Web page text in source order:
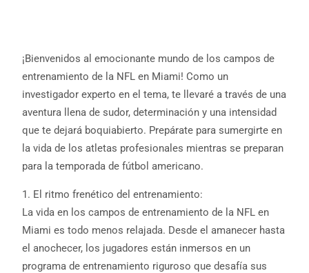
¡Bienvenidos al emocionante mundo de los campos de
entrenamiento de la NFL en Miami! Como un
investigador experto en el tema, te llevaré a través de una
aventura llena de sudor, determinación y una intensidad
que te dejará boquiabierto. Prepárate para sumergirte en
la vida de los atletas profesionales mientras se preparan
para la temporada de fútbol americano.
1. El ritmo frenético del entrenamiento:
La vida en los campos de entrenamiento de la NFL en
Miami es todo menos relajada. Desde el amanecer hasta
el anochecer, los jugadores están inmersos en un
programa de entrenamiento riguroso que desafía sus